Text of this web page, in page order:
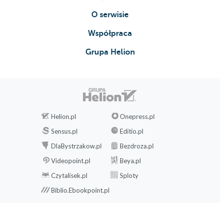
O serwisie
Współpraca
Grupa Helion
Helion.pl
Onepress.pl
Sensus.pl
Editio.pl
DlaBystrzakow.pl
Bezdroza.pl
Videopoint.pl
Beya.pl
Czytalisek.pl
Sploty
Biblio.Ebookpoint.pl